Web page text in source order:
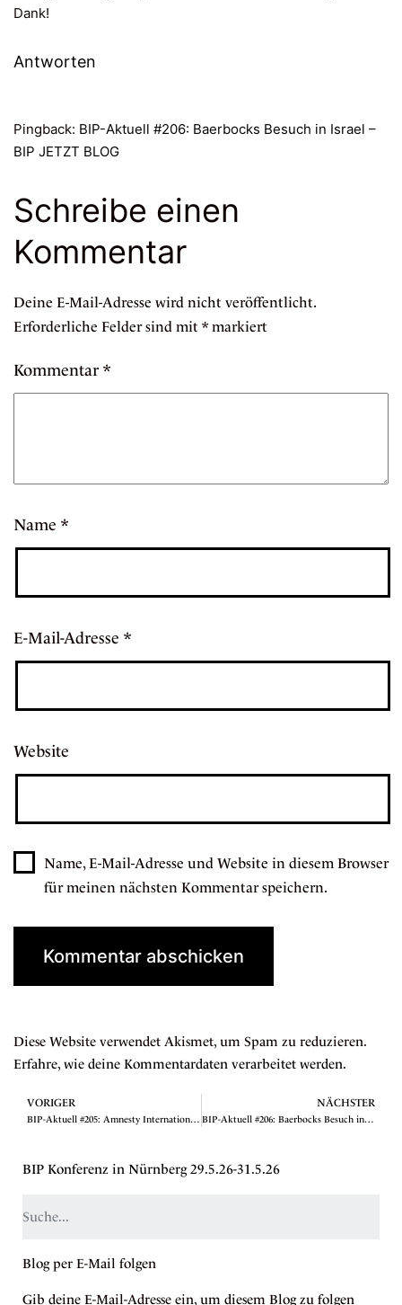
BIP Konferenz in Nürnberg 29.5.26-31.5.26
Blog per E-Mail folgen
Gib deine E-Mail-Adresse ein, um diesem Blog zu folgen
Dank!
Antworten
Pingback: BIP-Aktuell #206: Baerbocks Besuch in Israel –
BIP JETZT BLOG
Schreibe einen
Kommentar
Deine E-Mail-Adresse wird nicht veröffentlicht.
Erforderliche Felder sind mit * markiert
Kommentar *
Name *
E-Mail-Adresse *
Website
Name, E-Mail-Adresse und Website in diesem Browser
für meinen nächsten Kommentar speichern.
Diese Website verwendet Akismet, um Spam zu reduzieren.
Erfahre, wie deine Kommentardaten verarbeitet werden.
VORIGER
BIP-Aktuell #205: Amnesty International: Israel ist ein Apartheidstaat
NÄCHSTER
BIP-Aktuell #206: Baerbocks Besuch in Israel